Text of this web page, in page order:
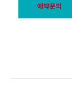
예약문의